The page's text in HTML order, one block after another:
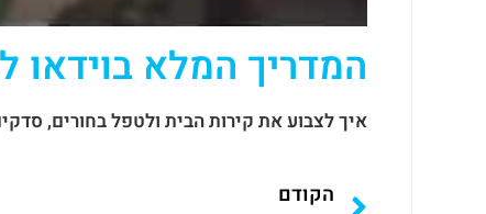
המדריך המלא בוידאו
איך לצבוע את קירות הבית ולטפל בחורים,
הקודם